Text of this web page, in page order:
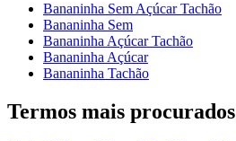
Bananinha Sem Açúcar Tachão
Bananinha Sem
Bananinha Açúcar Tachão
Bananinha Açúcar
Bananinha Tachão
Termos mais procurados